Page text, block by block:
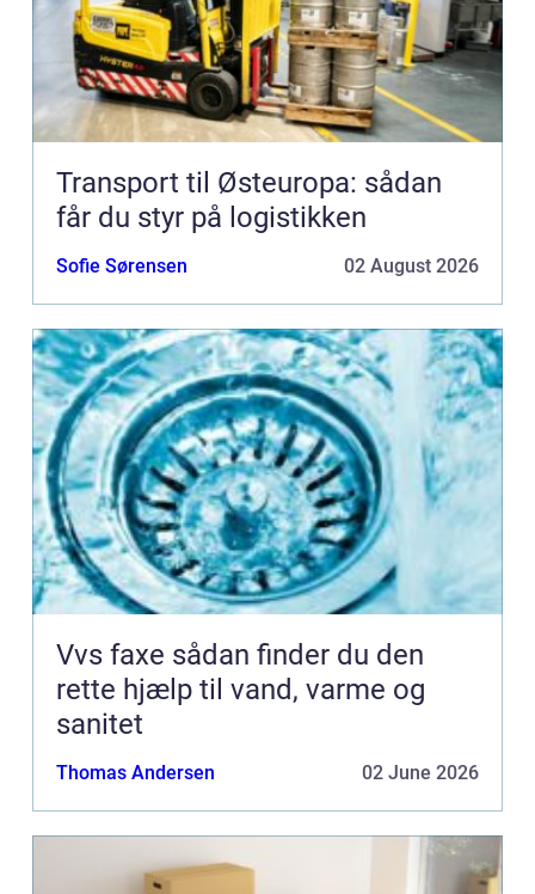
Transport til Østeuropa: sådan
får du styr på logistikken
Sofie Sørensen 02 August 2026
Vvs faxe sådan finder du den
rette hjælp til vand, varme og
sanitet
Thomas Andersen 02 June 2026